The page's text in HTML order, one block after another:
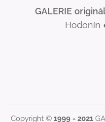
GALERIE
Hodonín
Copyright © 1999 - 2021